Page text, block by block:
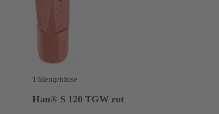
Tüllengehäuse
Han® S 120 TGW rot